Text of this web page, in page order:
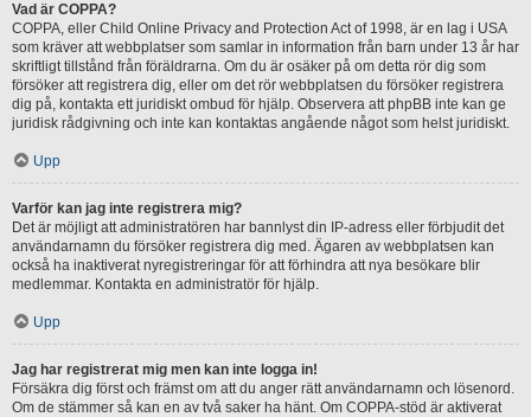
Vad är COPPA?
COPPA, eller Child Online Privacy and Protection Act of 1998, är en lag i USA
som kräver att webbplatser som samlar in information från barn under 13 år har
skriftligt tillstånd från föräldrarna. Om du är osäker på om detta rör dig som
försöker att registrera dig, eller om det rör webbplatsen du försöker registrera
dig på, kontakta ett juridiskt ombud för hjälp. Observera att phpBB inte kan ge
juridisk rådgivning och inte kan kontaktas angående något som helst juridiskt.
Upp
Varför kan jag inte registrera mig?
Det är möjligt att administratören har bannlyst din IP-adress eller förbjudit det
användarnamn du försöker registrera dig med. Ägaren av webbplatsen kan
också ha inaktiverat nyregistreringar för att förhindra att nya besökare blir
medlemmar. Kontakta en administratör för hjälp.
Upp
Jag har registrerat mig men kan inte logga in!
Försäkra dig först och främst om att du anger rätt användarnamn och lösenord.
Om de stämmer så kan en av två saker ha hänt. Om COPPA-stöd är aktiverat